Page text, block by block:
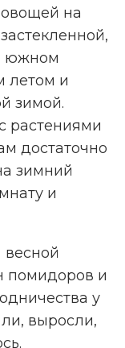
на
южном
летом и
зимой.
растениями
достаточно
зимний
и
помидоров и
у
выросли,